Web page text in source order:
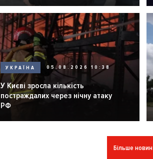
УКРАЇНА 05.08.2026 10:38
У Києві зросла кількість
постраждалих через нічну атаку
РФ
Більше новин